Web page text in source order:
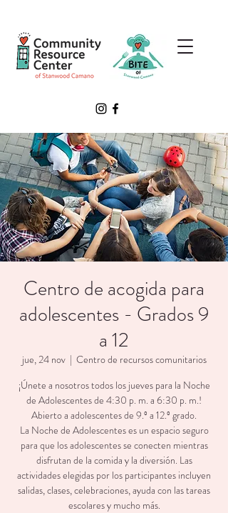
Centro de acogida para
adolescentes - Grados 9
a 12
jue, 24 nov
  |
Centro de recursos comunitarios
¡Únete a nosotros todos los jueves para la Noche
de Adolescentes de 4:30 p. m. a 6:30 p. m.!
Abierto a adolescentes de 9.º a 12.º grado.
La Noche de Adolescentes es un espacio seguro
para que los adolescentes se conecten mientras
disfrutan de la comida y la diversión. Las
actividades elegidas por los participantes incluyen
salidas, clases, celebraciones, ayuda con las tareas
escolares y mucho más.